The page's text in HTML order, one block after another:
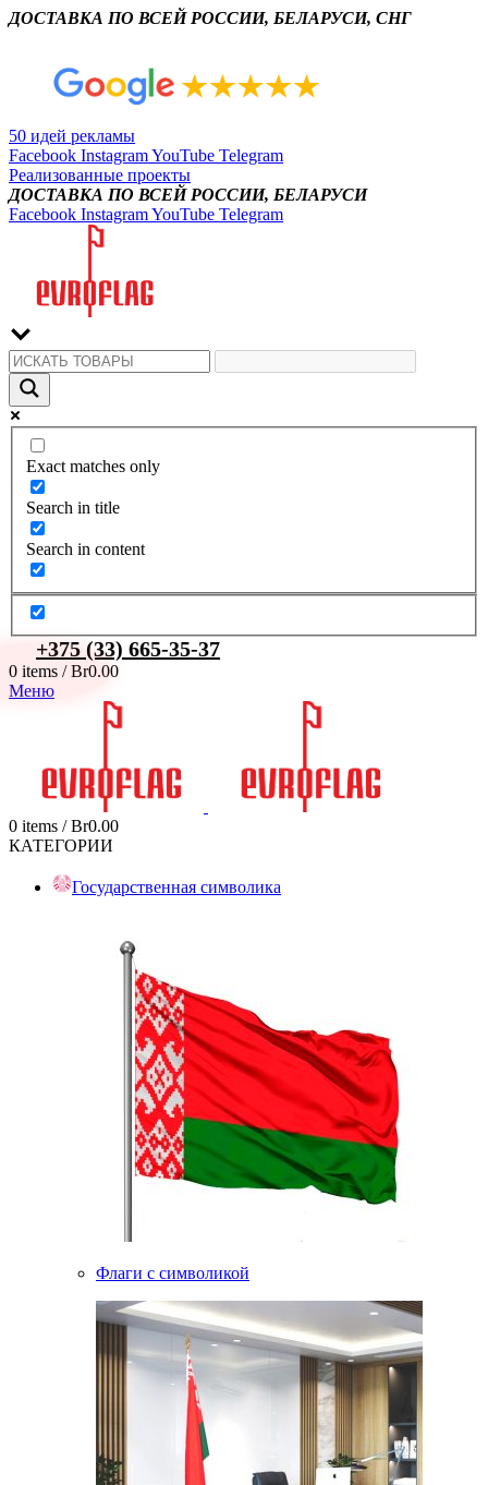
ДОСТАВКА ПО ВСЕЙ РОССИИ, БЕЛАРУСИ, СНГ
50 идей рекламы
Facebook InstagramYouTube Telegram
Реализованные проекты
ДОСТАВКА ПО ВСЕЙ РОССИИ, БЕЛАРУСИ
Facebook InstagramYouTube Telegram
Exact matches only
Search in title
Search in content
+375 (33) 665-35-37
0 items / Br0.00
Меню
0 items / Br0.00
КАТЕГОРИИ
Государственная символика
Флаги с символикой